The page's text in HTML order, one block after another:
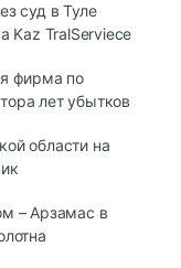
суд в Туле
Kaz TralServiece
фирма по
лет убытков
области на
– Арзамас в